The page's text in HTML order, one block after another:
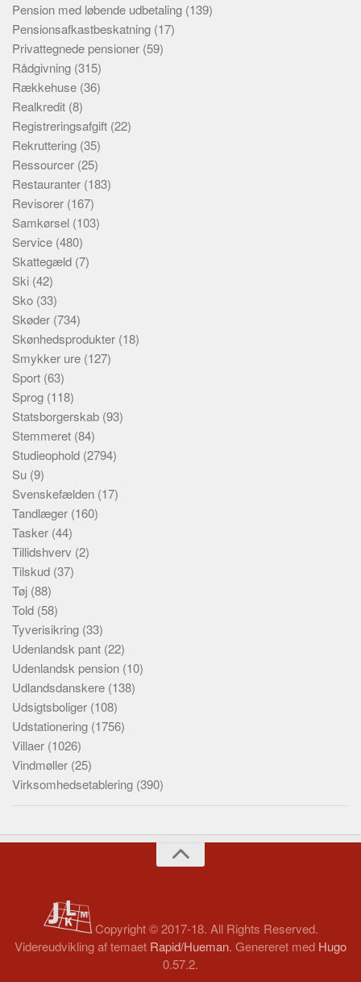
Pension med løbende udbetaling (139)
Pensionsafkastbeskatning (17)
Privattegnede pensioner (59)
Rådgivning (315)
Rækkehuse (36)
Realkredit (8)
Registreringsafgift (22)
Rekruttering (35)
Ressourcer (25)
Restauranter (183)
Revisorer (167)
Samkørsel (103)
Service (480)
Skattegæld (7)
Ski (42)
Sko (33)
Skøder (734)
Skønhedsprodukter (18)
Smykker ure (127)
Sport (63)
Sprog (118)
Statsborgerskab (93)
Stemmeret (84)
Studieophold (2794)
Su (9)
Svenskefælden (17)
Tandlæger (160)
Tasker (44)
Tillidshverv (2)
Tilskud (37)
Tøj (88)
Told (58)
Tyverisikring (33)
Udenlandsk pant (22)
Udenlandsk pension (10)
Udlandsdanskere (138)
Udsigtsboliger (108)
Udstationering (1756)
Villaer (1026)
Vindmøller (25)
Virksomhedsetablering (390)
Copyright © 2017-18. All Rights Reserved.
Videreudvikling af temaet Rapid/Hueman. Genereret med Hugo
0.57.2.